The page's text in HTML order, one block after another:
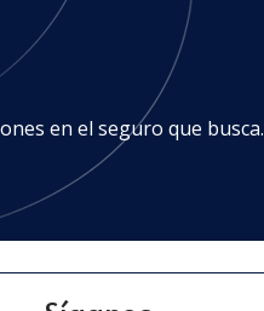
en el seguro que busca.